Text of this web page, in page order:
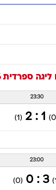
ליגה ספרדית 2015/16
23:30
1 : 2
(1)
23:00
3 : 0
(0)